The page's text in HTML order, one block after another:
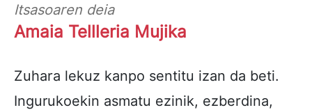
Itsasoaren deia
Amaia Tellleria Mujika
Zuhara lekuz kanpo sentitu izan da beti.
Ingurukoekin asmatu ezinik, ezberdina,